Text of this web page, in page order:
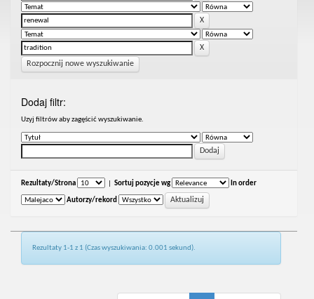
Rozpocznij nowe wyszukiwanie
Dodaj filtr:
Uzyj filtrów aby zagęścić wyszukiwanie.
Rezultaty/Strona Sortuj pozycje wg In order
Autorzy/rekord
Rezultaty 1-1 z 1 (Czas wyszukiwania: 0.001 sekund).